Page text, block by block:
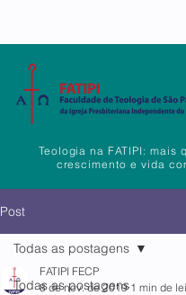
Teologia na FATIPI: mais
crescimento e vida
Post
Todas as postagens
Todas as postagens
FATIPI FECP
8 de nov. de 2019 1 min de